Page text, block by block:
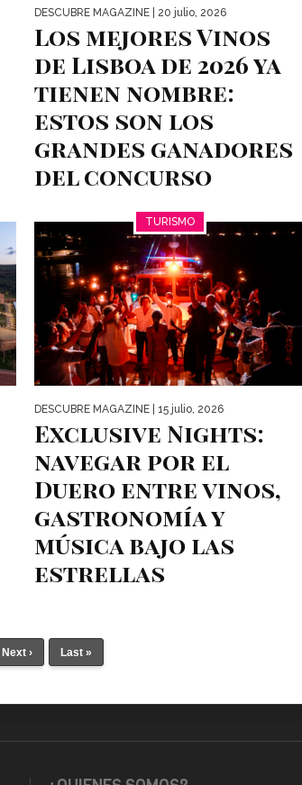
DESCUBRE MAGAZINE | 20 julio, 2026
Los mejores Vinos
de Lisboa de 2026 ya
tienen nombre:
estos son los
grandes ganadores
del concurso
regional
La Región Vitivinícola de Lisboa volvió a
demostrar por qué ocupa un lugar destacado
en el panorama vinícola...
TURISMO
DESCUBRE MAGAZINE | 15 julio, 2026
Exclusive Nights:
navegar por el
Duero entre vinos,
gastronomía y
música bajo las
estrellas
exclusivas y experienciales. Una...
Next › Last »